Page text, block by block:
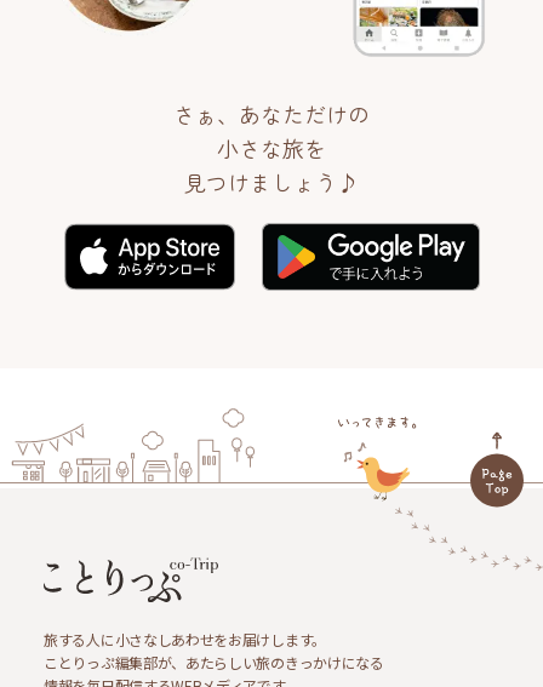
さぁ、あなただけの
小さな旅を
見つけましょう♪
旅する人に小さなしあわせをお届けします。
ことりっぷ編集部が、あたらしい旅のきっかけになる